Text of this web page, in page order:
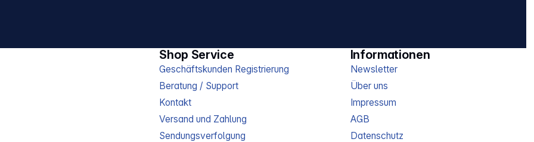
Shop Service
Geschäftskunden Registrierung
Beratung / Support
Kontakt
Versand und Zahlung
Sendungsverfolgung
Informationen
Newsletter
Über uns
Impressum
AGB
Datenschutz